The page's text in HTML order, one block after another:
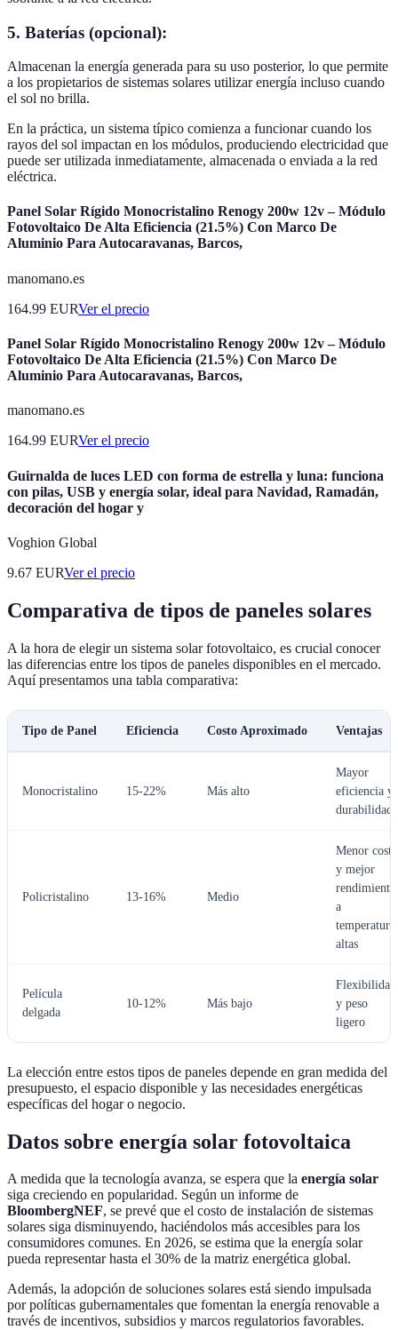
5. Baterías (opcional):
Almacenan la energía generada para su uso posterior, lo que permite
a los propietarios de sistemas solares utilizar energía incluso cuando
el sol no brilla.
En la práctica, un sistema típico comienza a funcionar cuando los
rayos del sol impactan en los módulos, produciendo electricidad que
puede ser utilizada inmediatamente, almacenada o enviada a la red
eléctrica.
Panel Solar Rígido Monocristalino Renogy 200w 12v – Módulo
Fotovoltaico De Alta Eficiencia (21.5%) Con Marco De
Aluminio Para Autocaravanas, Barcos,
manomano.es
164.99 EURVer el precio
Panel Solar Rígido Monocristalino Renogy 200w 12v – Módulo
Fotovoltaico De Alta Eficiencia (21.5%) Con Marco De
Aluminio Para Autocaravanas, Barcos,
manomano.es
164.99 EURVer el precio
Guirnalda de luces LED con forma de estrella y luna: funciona
con pilas, USB y energía solar, ideal para Navidad, Ramadán,
decoración del hogar y
Voghion Global
9.67 EURVer el precio
Comparativa de tipos de paneles solares
A la hora de elegir un sistema solar fotovoltaico, es crucial conocer
las diferencias entre los tipos de paneles disponibles en el mercado.
Aquí presentamos una tabla comparativa:
Tipo de Panel Eficiencia Costo Aproximado Ventajas
Monocristalino 15-22% Más alto
Mayor
eficiencia y
durabilidad
Policristalino 13-16% Medio
Menor costo
y mejor
rendimiento
a
altas
Película
delgada
10-12% Más bajo
Flexibilidad
y peso
ligero
La elección entre estos tipos de paneles depende en gran medida del
presupuesto, el espacio disponible y las necesidades energéticas
específicas del hogar o negocio.
Datos sobre energía solar fotovoltaica
A medida que la tecnología avanza, se espera que la energía solar
siga creciendo en popularidad. Según un informe de
BloombergNEF, se prevé que el costo de instalación de sistemas
solares siga disminuyendo, haciéndolos más accesibles para los
consumidores comunes. En 2026, se estima que la energía solar
pueda representar hasta el 30% de la matriz energética global.
Además, la adopción de soluciones solares está siendo impulsada
por políticas gubernamentales que fomentan la energía renovable a
través de incentivos, subsidios y marcos regulatorios favorables.